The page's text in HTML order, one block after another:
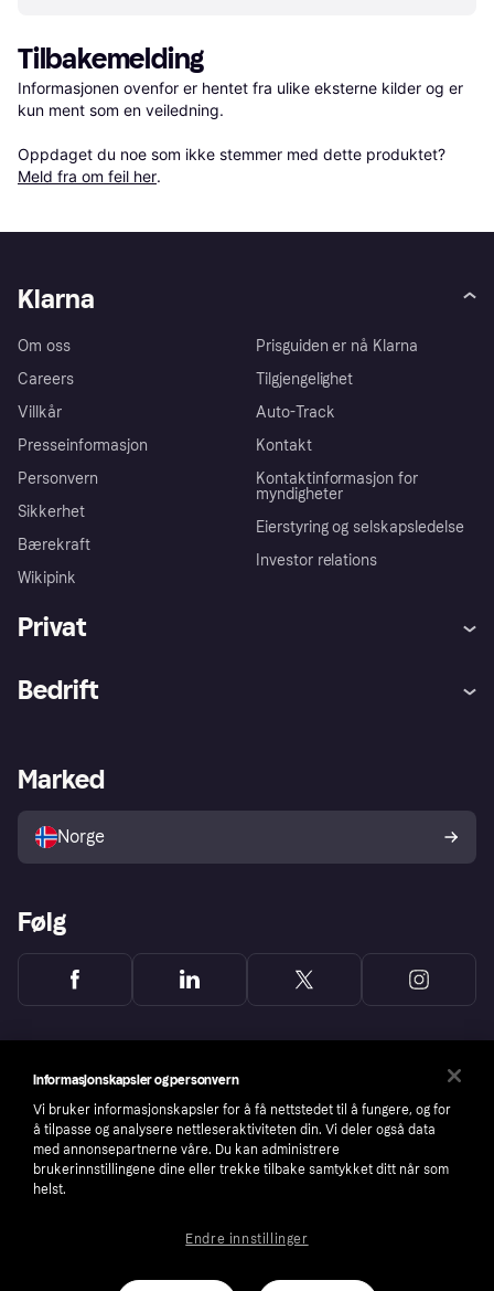
Tilbakemelding
Informasjonen ovenfor er hentet fra ulike eksterne kilder og er
kun ment som en veiledning.
Oppdaget du noe som ikke stemmer med dette produktet?
Meld fra om feil her.
Klarna
Om oss
Careers
Villkår
Presseinformasjon
Personvern
Sikkerhet
Bærekraft
Wikipink
Prisguiden er nå Klarna
Tilgjengelighet
Auto-Track
Kontakt
Kontaktinformasjon for
myndigheter
Eierstyring og selskapsledelse
Investor relations
Privat
Utforsk butikker
Bedrift
Merchant portal
Marked
Norge
Følg
number: 556737-0431
Informasjonskapsler og personvern
Vi bruker informasjonskapsler for å få nettstedet til å fungere, og for
å tilpasse og analysere nettleseraktiviteten din. Vi deler også data
med annonsepartnerne våre. Du kan administrere
brukerinnstillingene dine eller trekke tilbake samtykket ditt når som
helst.
Endre innstillinger